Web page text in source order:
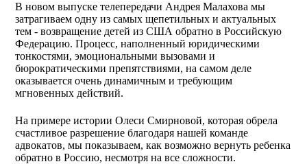
В новом выпуске телепередачи Андрея Малахова мы
затрагиваем одну из самых щепетильных и актуальных
тем - возвращение детей из США обратно в Российскую
Федерацию. Процесс, наполненный юридическими
тонкостями, эмоциональными вызовами и
бюрократическими препятствиями, на самом деле
оказывается очень динамичным и требующим
мгновенных действий.
На примере истории Олеси Смирновой, которая обрела
счастливое разрешение благодаря нашей команде
адвокатов, мы показываем, как возможно вернуть ребенка
обратно в Россию, несмотря на все сложности.